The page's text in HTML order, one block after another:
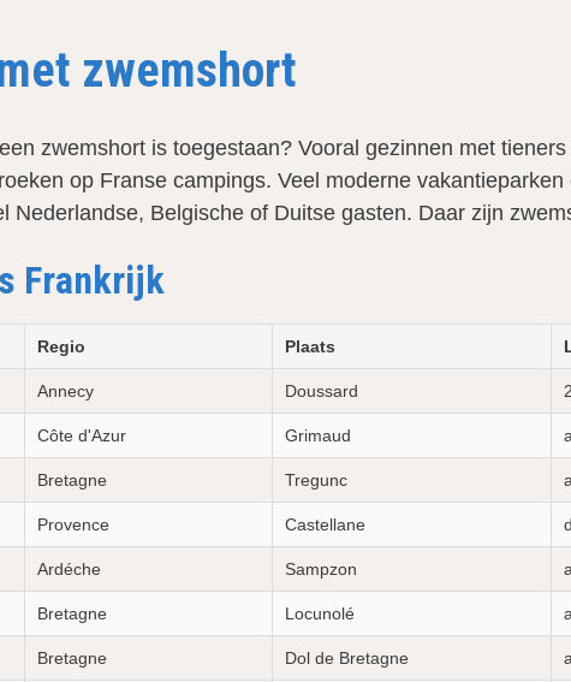
zwemshort
zwemshort is toegestaan? Vooral gezinnen met
op Franse campings. Veel moderne
Nederlandse, Belgische of Duitse gasten. Daar zijn
Frankrijk
Regio Plaats
Annecy Doussard
Côte d'Azur Grimaud
Bretagne Tregunc
Provence Castellane
Ardéche Sampzon
Bretagne Locunolé
Bretagne Dol de Bretagne